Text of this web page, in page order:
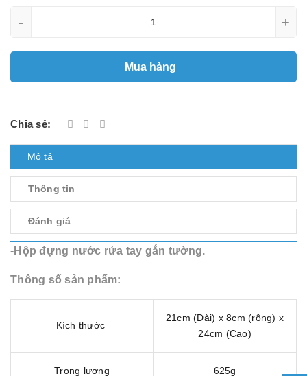
- +
Mua hàng
Chia sẻ:
Mô tả
Thông tin
Đánh giá
-Hộp đựng nước rửa tay gắn tường.
Thông số sản phẩm:
Kích thước
21cm (Dài) x 8cm (rộng) x
24cm (Cao)
Trọng lượng 625g